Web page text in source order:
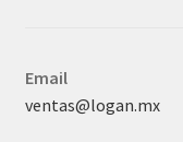
Email
ventas@logan.mx